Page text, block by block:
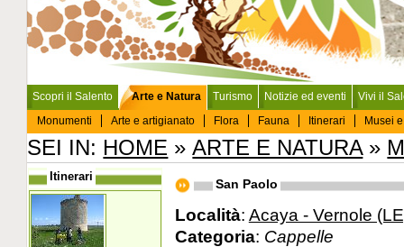
Scopri il Salento
Arte e Natura
Monumenti
Arte e artigianato Flora Fauna Itinerari Musei
Turismo Notizie ed eventi Vivi il
SEI IN: HOME »ARTE E NATURA»
San Paolo
Località: Acaya - Vernole
Categoria: Cappelle
Itinerari